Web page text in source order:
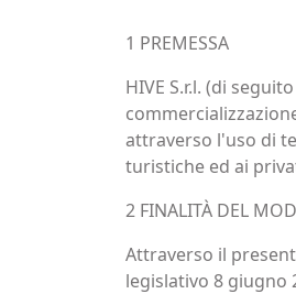
1 PREMESSA
HIVE S.r.l. (di
attraverso l'uso di
turistiche ed ai
2 FINALITÀ DEL
Attraverso il
legislativo 8 giugno